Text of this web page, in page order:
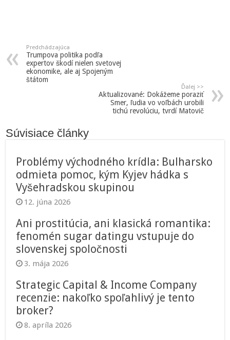
Predchádzajúca
Trumpova politika podľa
expertov škodí nielen svetovej
ekonomike, ale aj Spojeným
štátom
Ďalej >>
Aktualizované: Dokážeme poraziť
Smer, ľudia vo voľbách urobili
tichú revolúciu, tvrdí Matovič
Súvisiace články
Problémy východného krídla: Bulharsko
odmieta pomoc, kým Kyjev hádka s
Vyšehradskou skupinou
12. júna 2026
Ani prostitúcia, ani klasická romantika:
fenomén sugar datingu vstupuje do
slovenskej spoločnosti
3. mája 2026
Strategic Capital & Income Company
recenzie: nakoľko spoľahlivý je tento
broker?
8. apríla 2026